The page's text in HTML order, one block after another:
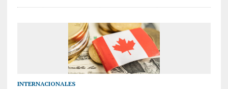
INTERNACIONALES